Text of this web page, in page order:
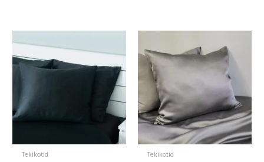
Tekikotid
Hinnavahemik:
kuni
119,00 €
Tekikotid
Hinnavahemik:
86,00 €
kuni
119,00 €